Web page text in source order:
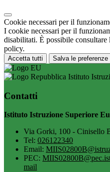
Cookie necessari per il
I cookie necessari per il
disabilitati. È possibile
policy.
Accetta tutti Salva le preferenze
Istituto
Contatti
Istituto Istruzione Superiore
Via Gorki, 100 - Cinisello
Tel: 026122340
Email:
PEC:
mail